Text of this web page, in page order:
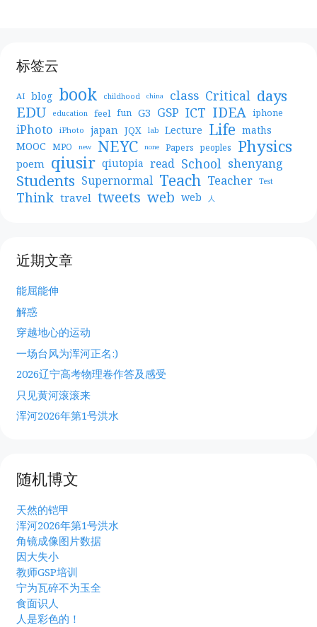
标签云
AI blog book childhood china class Critical days
EDU education feel fun G3 GSP ICT IDEA iphone
iPhoto iPhoto japan JQX lab Lecture Life maths
MOOC MPO new NEYC none Papers peoples Physics
poem qiusir qiutopia read School shenyang
Students Supernormal Teach Teacher Test
Think travel tweets web web 人
近期文章
能屈能伸
解惑
穿越地心的运动
一场台风为浑河正名:)
2026辽宁高考物理卷作答及感受
只见黄河滚滚来
浑河2026年第1号洪水
随机博文
天然的铠甲
浑河2026年第1号洪水
角镜成像图片数据
因大失小
教师GSP培训
宁为瓦碎不为玉全
食面识人
人是彩色的！